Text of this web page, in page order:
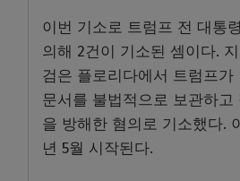
이번 기소로 트럼프 전 대통
의해 2건이 기소된 셈이다.
검은 플로리다에서 트럼프가
문서를 불법적으로 보관하고
을 방해한 혐의로 기소했다.
년 5월 시작된다.